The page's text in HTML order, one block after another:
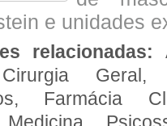
e unidades
relacionadas:
Geral,
Farmácia
Medicina